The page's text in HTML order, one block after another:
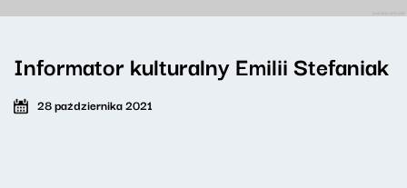
Informator kulturalny Emilii Stefaniak
28 października 2021